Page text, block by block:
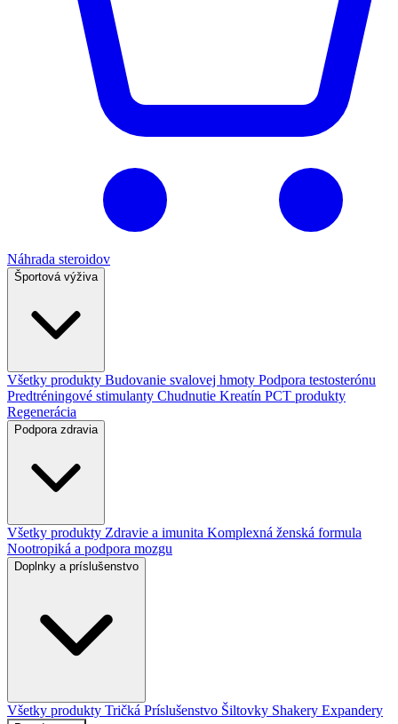
Náhrada steroidov
Športová výživa
Všetky produkty Budovanie svalovej hmoty Podpora testosterónu
Predtréningové stimulanty Chudnutie Kreatín PCT produkty
Regenerácia
Podpora zdravia
Všetky produkty Zdravie a imunita Komplexná ženská formula
Nootropiká a podpora mozgu
Doplnky a príslušenstvo
Všetky produkty Tričká Príslušenstvo Šiltovky Shakery Expandery